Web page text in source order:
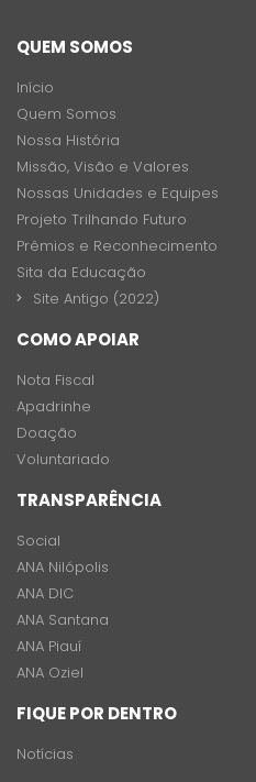
QUEM SOMOS
Início
Quem Somos
Nossa História
Missão, Visão e Valores
Nossas Unidades e Equipes
Projeto Trilhando Futuro
Prêmios e Reconhecimento
Sita da Educação
Site Antigo (2022)
COMO APOIAR
Nota Fiscal
Apadrinhe
Doação
Voluntariado
TRANSPARÊNCIA
Social
ANA Nilópolis
ANA DIC
ANA Santana
ANA Piauí
ANA Oziel
FIQUE POR DENTRO
Notícias